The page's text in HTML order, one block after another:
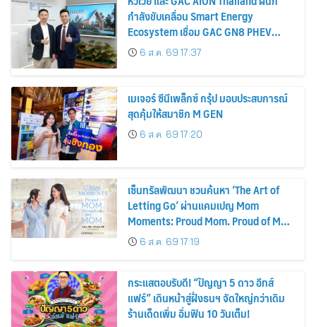
กำลังขับเคลื่อน Smart Energy
Ecosystem เชื่อม GAC GN8 PHEV
รถยนต์ MPV ระดับพรีเมียม เข้ากับ
พลังงานแสงอาทิตย์ภายในบ้าน
6 ส.ค. 69 17:37
เมเจอร์ ซีนีเพล็กซ์ กรุ้ป มอบประสบการณ์
สุดคุ้มให้สมาชิก M GEN
6 ส.ค. 69 17:20
เซ็นทรัลพัฒนา ชวนค้นหา ‘The Art of
Letting Go’ ผ่านแคมเปญ Mom
Moments: Proud Mom. Proud of My
Mom.6 ส.ค. 69 17:19
กระแสตอบรับดี! “ปัญญา 5 ดาว อีทส์
แฟร์” เดินหน้าสู่ฝั่งธนฯ จัดใหญ่กว่าเดิม
ร้านเด็ดเพิ่ม อิ่มฟิน 10 วันเต็ม!